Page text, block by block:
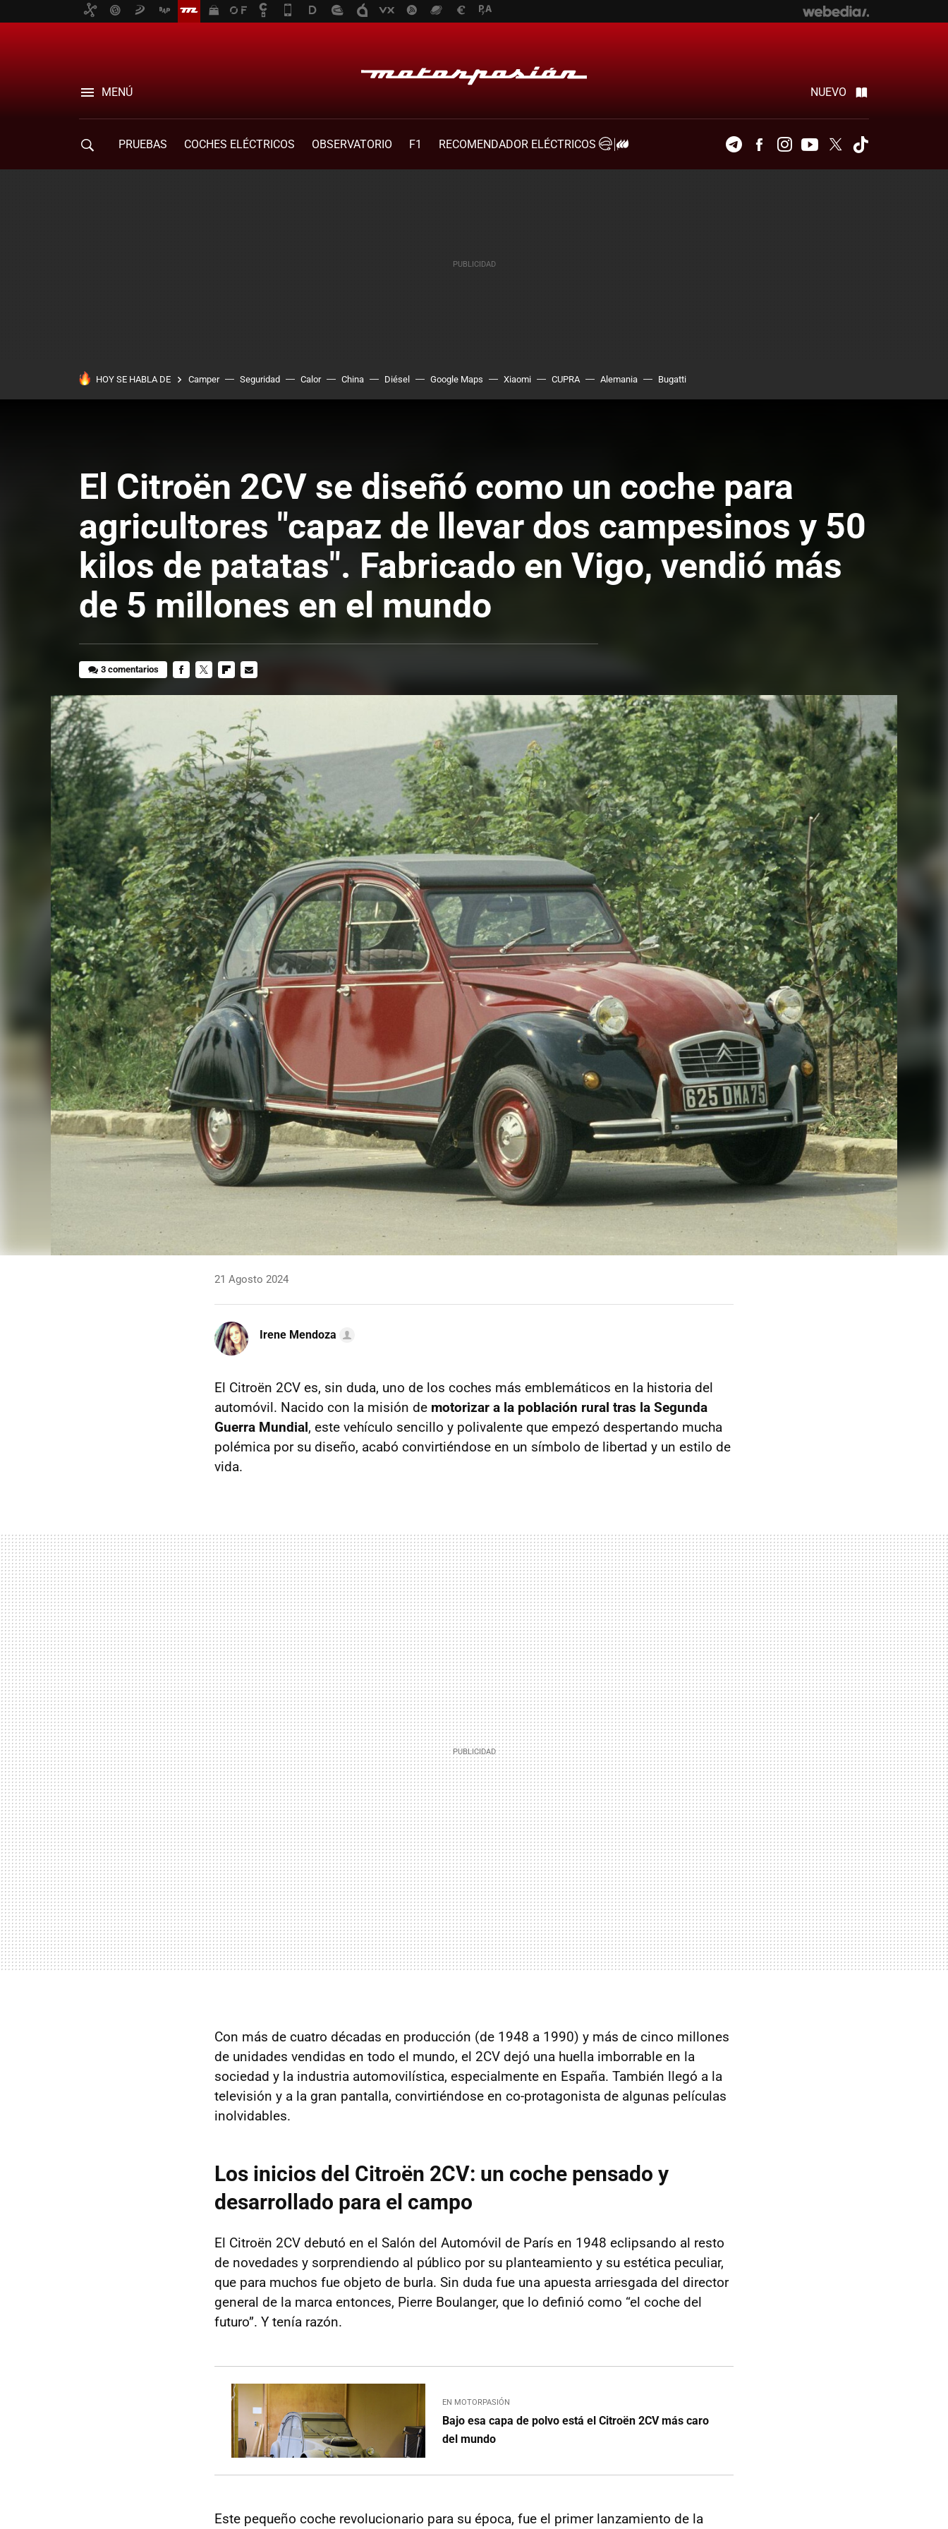
MENÚ NUEVO
PRUEBAS COCHES ELÉCTRICOS OBSERVATORIO F1
RECOMENDADOR ELÉCTRICOS
TelegramFacebookInstagramYoutubeTwitter
HOY SE HABLA DE Camper Seguridad Calor China Diésel Google Maps Xiaomi CUPRA Alemania Bugatti
El Citroën 2CV se diseñó como un coche para
agricultores "capaz de llevar dos campesinos y 50
kilos de patatas". Fabricado en Vigo, vendió más
de 5 millones en el mundo
3 comentarios
21 Agosto 2024
Irene Mendoza
El Citroën 2CV es, sin duda, uno de los coches más emblemáticos en la historia del
automóvil. Nacido con la misión de motorizar a la población rural tras la Segunda
Guerra Mundial, este vehículo sencillo y polivalente que empezó despertando mucha
polémica por su diseño, acabó convirtiéndose en un símbolo de libertad y un estilo de
vida.
Con más de cuatro décadas en producción (de 1948 a 1990) y más de cinco millones
de unidades vendidas en todo el mundo, el 2CV dejó una huella imborrable en la
sociedad y la industria automovilística, especialmente en España. También llegó a la
televisión y a la gran pantalla, convirtiéndose en co-protagonista de algunas películas
inolvidables.
Los inicios del Citroën 2CV: un coche pensado y
desarrollado para el campo
El Citroën 2CV debutó en el Salón del Automóvil de París en 1948 eclipsando al resto
de novedades y sorprendiendo al público por su planteamiento y su estética peculiar,
que para muchos fue objeto de burla. Sin duda fue una apuesta arriesgada del director
general de la marca entonces, Pierre Boulanger, que lo definió como “el coche del
futuro”. Y tenía razón.
EN MOTORPASIÓN
Bajo esa capa de polvo está el Citroën 2CV más caro
del mundo
Este pequeño coche revolucionario para su época, fue el primer lanzamiento de la